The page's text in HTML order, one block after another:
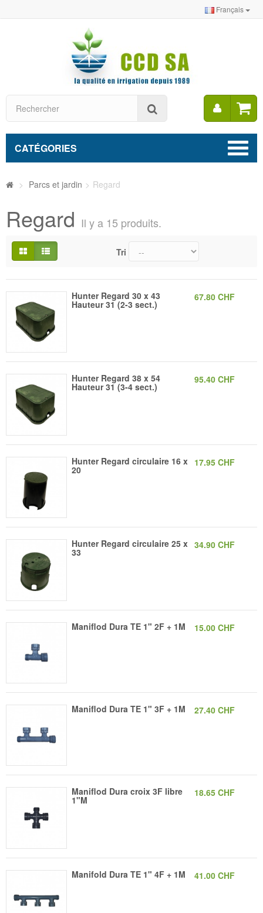
Français
Mon
CATÉGORIES
> Parcs et jardin > Regard
Regard Il y a 15 produits.
Tri
Hunter Regard 30 x 43
Hauteur 31 (2-3 sect.)
67.80 CHF
Hunter Regard 38 x 54
Hauteur 31 (3-4 sect.)
95.40 CHF
Hunter Regard circulaire 16 x
20
17.95 CHF
Hunter Regard circulaire 25 x
33
34.90 CHF
Maniflod Dura TE 1" 2F + 1M 15.00 CHF
Maniflod Dura TE 1" 3F + 1M 27.40 CHF
Maniflod Dura croix 3F libre
1"M
18.65 CHF
Manifold Dura TE 1" 4F + 1M 41.00 CHF